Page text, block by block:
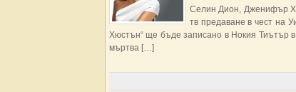
Селин Дион, Дженифър
тв предаване в чест на
Хюстън“ ще бъде записано в Нокия Тиътър
мъртва […]